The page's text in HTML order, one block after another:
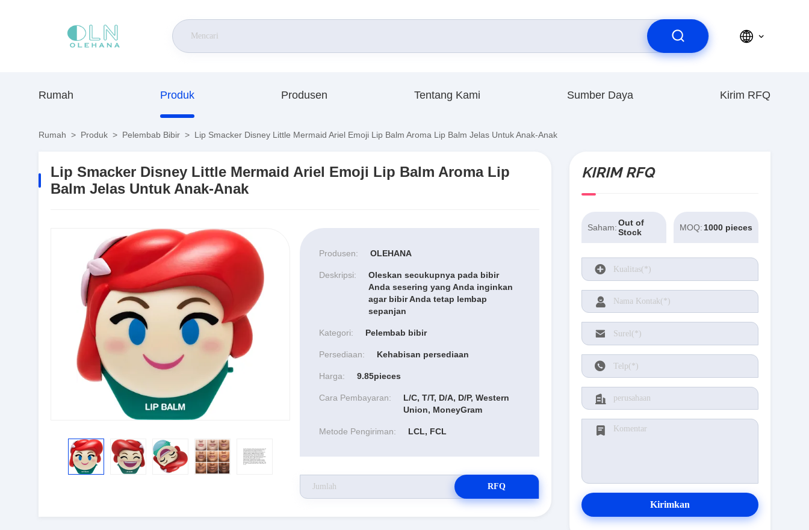
Rumah Produk Produsen Tentang Kami Sumber Daya Kirim RFQ
Rumah > Produk > Pelembab Bibir > Lip Smacker Disney Little Mermaid Ariel Emoji Lip Balm Aroma Lip Balm Jelas Untuk Anak-Anak
Lip Smacker Disney Little Mermaid Ariel Emoji Lip Balm Aroma Lip
Balm Jelas Untuk Anak-Anak
Produsen: OLEHANA
Deskripsi:
Oleskan secukupnya pada bibir
Anda sesering yang Anda inginkan
agar bibir Anda tetap lembap
sepanjan
Kategori: Pelembab bibir
Persediaan: Kehabisan persediaan
Harga: 9.85pieces
Cara Pembayaran:
L/C, T/T, D/A, D/P, Western
Union, MoneyGram
Metode Pengiriman: LCL, FCL
RFQ
KIRIM RFQ
Saham:Out of
Stock
MOQ: 1000 pieces
Kirimkan